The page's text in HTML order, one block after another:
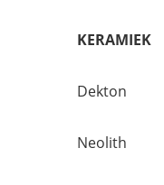
KERAMIEK
Dekton
Neolith